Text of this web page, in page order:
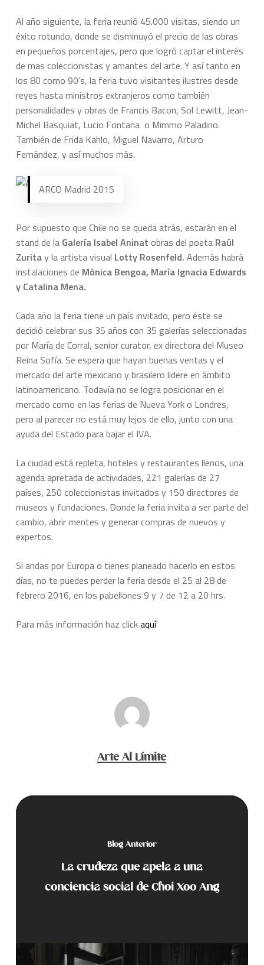
Al año siguiente, la feria reunió 45.000 visitas, siendo un
éxito rotundo, donde se disminuyó el precio de las obras
en pequeños porcentajes, pero que logró captar el interés
de mas coleccionistas y amantes del arte. Y así tanto en
los 80 como 90’s, la feria tuvo visitantes ilustres desde
reyes hasta ministros extranjeros como también
personalidades y obras de Francis Bacon, Sol Lewitt, Jean-
Michel Basquiat, Lucio Fontana o Mimmo Paladino.
También de Frida Kahlo, Miguel Navarro, Arturo
Fernández, y así muchos más.
ARCO Madrid 2015
Por supuesto que Chile no se queda atrás, estarán en el
stand de laGalería Isabel Aninat obras del poeta Raúl
Zuritay la artista visual Lotty Rosenfeld. Además habrá
instalaciones de Mónica Bengoa, María Ignacia Edwards
y Catalina Mena.
Cada año la feria tiene un país invitado, pero éste se
decidió celebrar sus 35 años con 35 galerías seleccionadas
por María de Corral, senior curator, ex directora del Museo
Reina Sofía. Se espera que hayan buenas ventas y el
mercado del arte mexicano y brasilero lidere en ámbito
latinoamericano. Todavía no se logra posicionar en el
mercado como en las ferias de Nueva York o Londres,
pero al parecer no está muy lejos de ello, junto con una
ayuda del Estado para bajar el IVA.
La ciudad está repleta, hoteles y restaurantes llenos, una
agenda apretada de actividades, 221 galerías de 27
países, 250 coleccionistas invitados y 150 directores de
museos y fundaciones. Donde la feria invita a ser parte del
cambio, abrir mentes y generar compras de nuevos y
expertos.
Si andas por Europa o tienes planeado hacerlo en estos
días, no te puedes perder la feria desde el 25 al 28 de
febrero 2016, en los pabellones 9 y 7 de 12 a 20 hrs.
Para más información haz clickaquí
Arte Al Límite
Blog Anterior
La crudeza que apela a una
conciencia social de Choi Xoo Ang